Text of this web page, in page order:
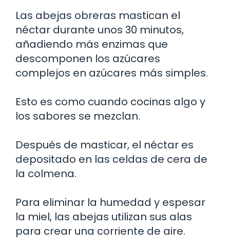
Las abejas obreras mastican el
néctar durante unos 30 minutos,
añadiendo más enzimas que
descomponen los azúcares
complejos en azúcares más simples.
Esto es como cuando cocinas algo y
los sabores se mezclan.
Después de masticar, el néctar es
depositado en las celdas de cera de
la colmena.
Para eliminar la humedad y espesar
la miel, las abejas utilizan sus alas
para crear una corriente de aire.